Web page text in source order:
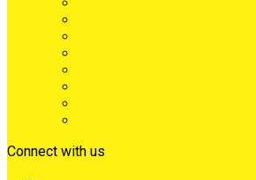
Connect with us